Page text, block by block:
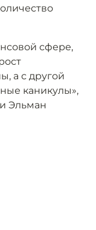
сфере,
а с другой
каникулы»,
Эльман